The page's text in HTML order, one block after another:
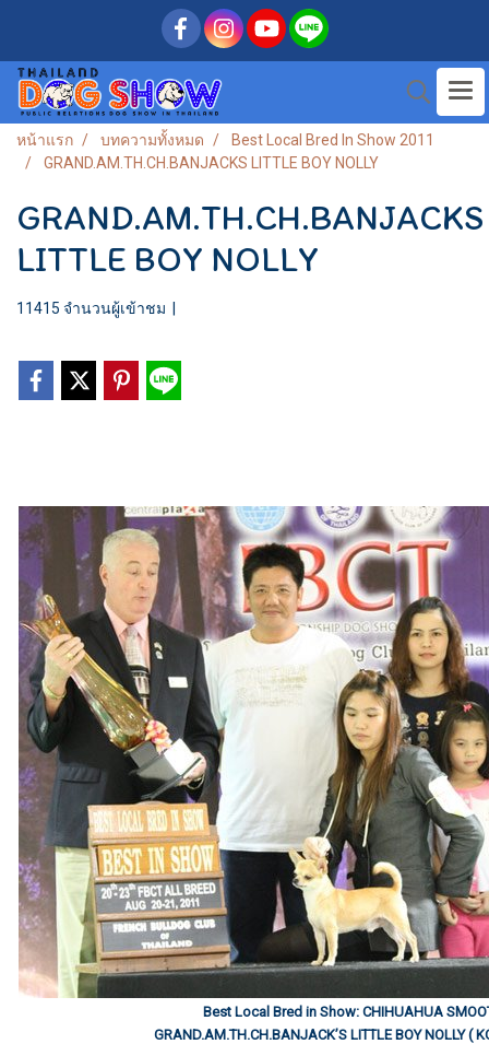
หน้าแรก บทความทั้งหมด
Best Local Bred In Show 2011
GRAND.AM.TH.CH.BANJACKS LITTLE BOY NOLLY
GRAND.AM.TH.CH.BANJACKS
LITTLE BOY NOLLY
11415 จำนวนผู้เข้าชม
Best Local Bred in Show: CHIHUAHUA
GRAND.AM.TH.CH.BANJACK’S LITTLE BOY NOLLY (